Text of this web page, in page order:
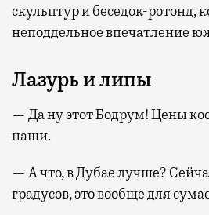
скульптур и беседок-ротонд,
неподдельное впечатление
Лазурь и липы
— Да ну этот Бодрум! Цены
наши.
— А что, в Дубае лучше?
градусов, это вообще для